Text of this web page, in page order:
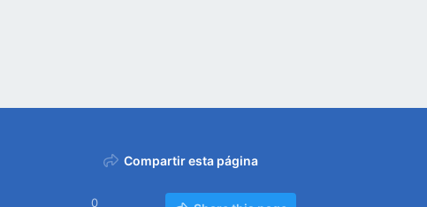
0
Compartir esta página